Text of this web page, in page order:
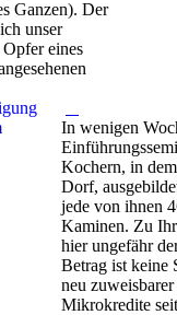
Ganzen). Der
unser
eines
In wenigen
Kochern, in
Dorf,
jede von ihnen
Kaminen. Zu
hier ungefähr
Betrag ist keine
neu
Mikrokredite